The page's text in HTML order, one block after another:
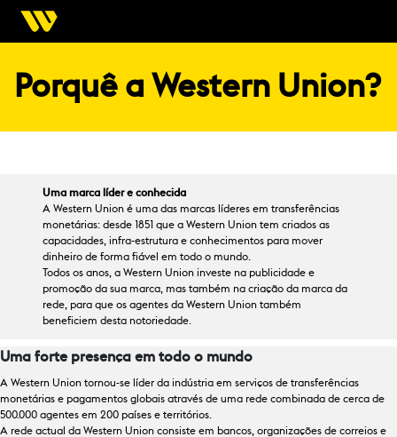
Porquê a Western Union?
Uma marca líder e conhecida
A Western Union é uma das marcas líderes em transferências
monetárias: desde 1851 que a Western Union tem criados as
capacidades, infra-estrutura e conhecimentos para mover
dinheiro de forma fiável em todo o mundo.
Todos os anos, a Western Union investe na publicidade e
promoção da sua marca, mas também na criação da marca da
rede, para que os agentes da Western Union também
beneficiem desta notoriedade.
Uma forte presença em todo o mundo
A Western Union tornou-se líder da indústria em serviços de transferências
monetárias e pagamentos globais através de uma rede combinada de cerca de
500.000 agentes em 200 países e territórios.
A rede actual da Western Union consiste em bancos, organizações de correios e